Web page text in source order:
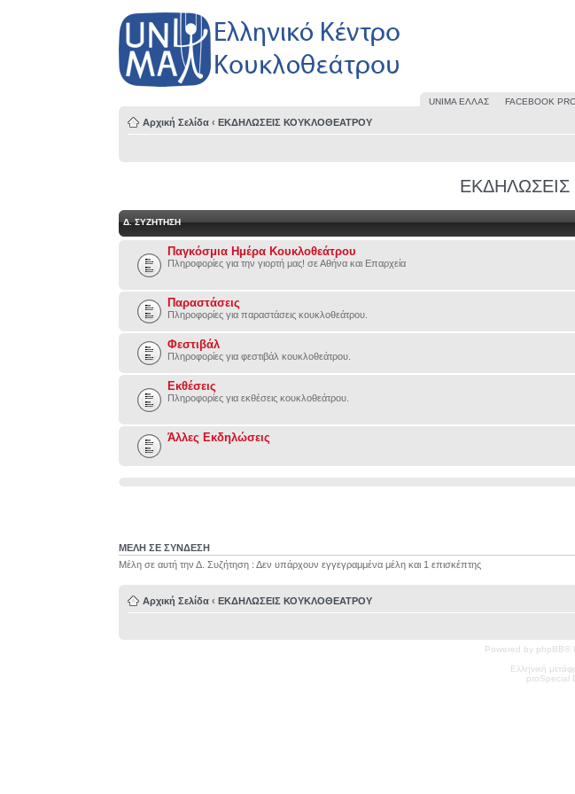
UΝΙΜΑ ΕΛΛΑΣ FACEBOOK
Αρχική Σελίδα ‹ ΕΚΔΗΛΩΣΕΙΣ ΚΟΥΚΛΟΘΕΑΤΡΟΥ
Δ. ΣΥΖΉΤΗΣΗ
Παγκόσμια Ημέρα Κουκλοθεάτρου
Πληροφορίες για την γιορτή μας! σε Αθήνα και Επαρχεία
Παραστάσεις
Πληροφορίες για παραστάσεις κουκλοθεάτρου.
Φεστιβάλ
Πληροφορίες για φεστιβάλ κουκλοθεάτρου.
Εκθέσεις
Πληροφορίες για εκθέσεις κουκλοθεάτρου.
Άλλες Εκδηλώσεις
ΜΕΛΗ ΣΕ ΣΥΝΔΕΣΗ
Μέλη σε αυτή την Δ. Συζήτηση : Δεν υπάρχουν εγγεγραμμένα μέλη και 1 επισκέπτης
Αρχική Σελίδα ‹ ΕΚΔΗΛΩΣΕΙΣ ΚΟΥΚΛΟΘΕΑΤΡΟΥ
Powered by phpBB®
Ελληνική
proSpecial